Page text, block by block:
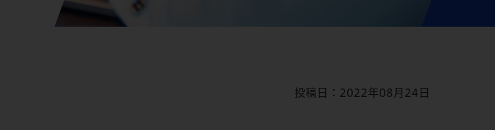
投稿日：2022年08月24日